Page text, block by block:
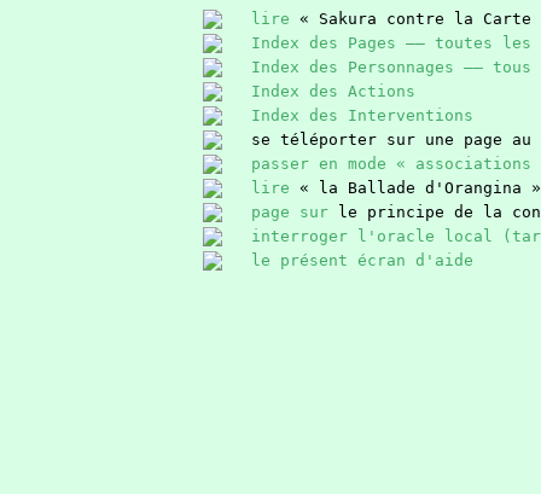
lire « Sakura contre la Carte
Index des Pages —— toutes
Index des Personnages ——
Index des Actions
Index des Interventions
se téléporter sur une page au
passer en mode « associations
lire « la Ballade d'Orangina »
page sur
le principe de la
interroger l'oracle local
le présent écran d'aide